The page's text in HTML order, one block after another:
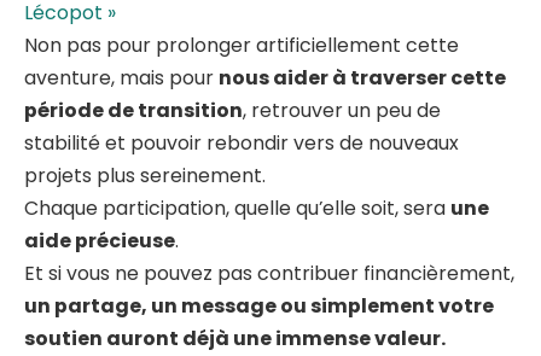
Lécopot »
Non pas pour prolonger artificiellement cette
aventure, mais pour nous aider à traverser cette
période de transition, retrouver un peu de
stabilité et pouvoir rebondir vers de nouveaux
projets plus sereinement.
Chaque participation, quelle qu’elle soit, sera une
aide précieuse.
Et si vous ne pouvez pas contribuer financièrement,
un partage, un message ou simplement votre
soutien auront déjà une immense valeur.